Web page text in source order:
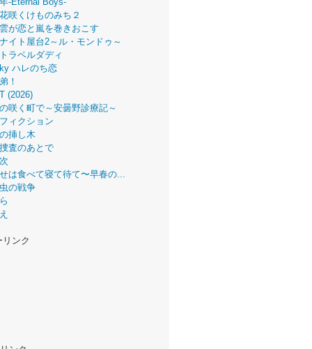
咲くけものみち２
が恋と嵐を巻きおこす
イト屋台2～ル・モンドゥ～
ラベルダディ
ハレのち恋
！
(2026)
咲く町で～安曇野診療記～
ィクション
挿し木
査のあとで
は食べて寝て待て〜早春の...
の戦争
ンク